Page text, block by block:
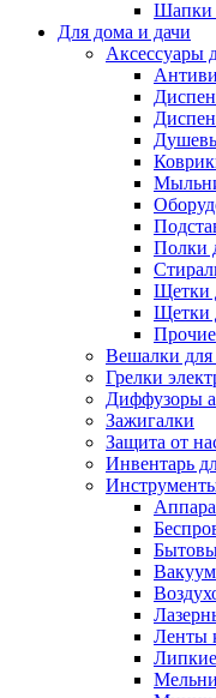
Шапки
Для дома и дачи
Аксессуары
Полки
Щетки
Щетки
Прочие
Вешалки
Грелки
Диффузоры
Зажигалки
Защита от
Инвентарь
Ленты